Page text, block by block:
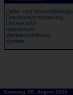
Liefer- und
Datenschutzerklaerung
Unsere AGB
Impressum
Wegbeschreibung
Kontakt
Samstag, 08. August 2026